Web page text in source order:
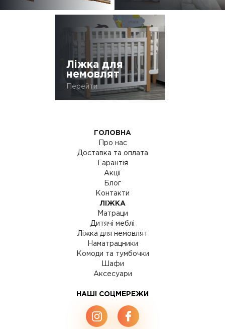
Ліжка для
немовлят
Перейти
ГОЛОВНА
Про нас
Доставка та оплата
Гарантія
Акції
Блог
Контакти
ЛІЖКА
Матраци
Дитячі меблі
Ліжка для немовлят
Наматрацники
Комоди та тумбочки
Шафи
Аксесуари
НАШІ СОЦМЕРЕЖИ